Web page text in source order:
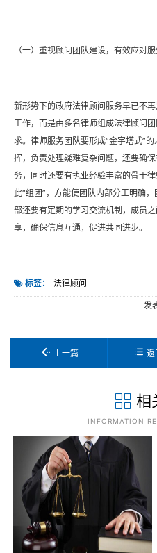
（一）重视顾问团队建设，有效应对
新形势下的政府法律顾问服务早已不
工作，而是由多名律师组成法律顾问
求。律师服务团队要形成“金字塔式”
挥，负责处理疑难复杂问题，还要确
务，同时还要有执业经验丰富的骨干
此“组团”，方能使团队内部分工明确
部还要有定期的学习交流机制，成员
享，确保信息互通，促进共同进步。
标签： 法律顾问
发
上一篇 返
相
INFORMATION